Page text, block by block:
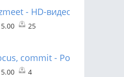
- HD-видео встреча
5.00 25
commit - Pomodoro Timer
5.00 4